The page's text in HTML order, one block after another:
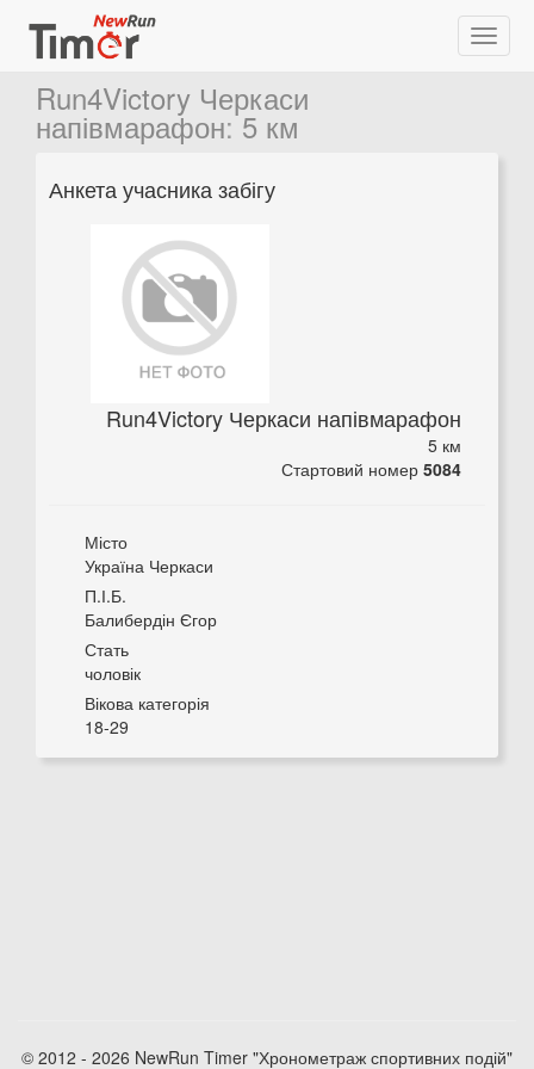
Run4Victory Черкаси
напівмарафон:5 км
Анкета учасника забігу
Run4Victory Черкаси напівмарафон
5 км
Стартовий номер 5084
Місто
Україна Черкаси
П.І.Б.
Балибердін Єгор
Стать
чоловік
Вікова категорія
18-29
© 2012 - 2026 NewRun Timer "Хронометраж спортивних подій"